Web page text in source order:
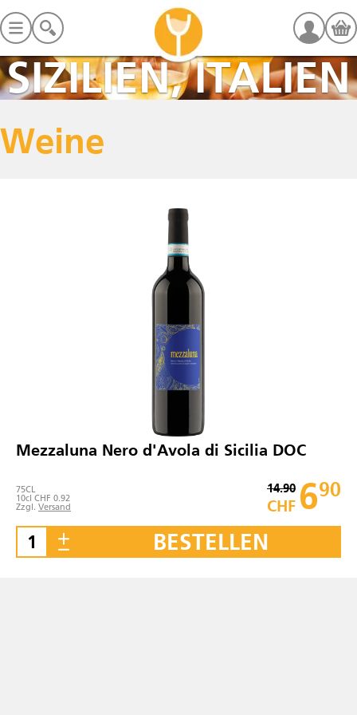
SIZILIEN, ITALIEN
Weine
Mezzaluna Nero d'Avola di Sicilia DOC
75CL
10cl CHF 0.92
Zzgl. Versand
14.90
CHF 690
BESTELLEN